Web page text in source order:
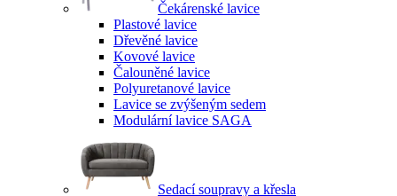
Čekárenské lavice
Plastové lavice
Dřevěné lavice
Kovové lavice
Čalouněné lavice
Polyuretanové lavice
Lavice se zvýšeným sedem
Modulární lavice SAGA
Sedací soupravy a křesla